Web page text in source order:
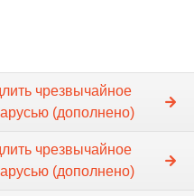
чрезвычайное
(дополнено)
чрезвычайное
(дополнено)